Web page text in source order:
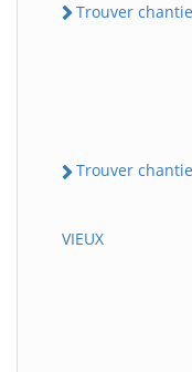
Trouver
Trouver
VIEUX